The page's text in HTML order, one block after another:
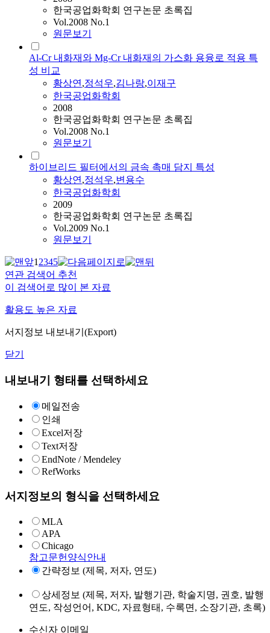
한국공업화학회 연구논문 초록집
Vol.2008 No.1
원문보기
Al-Cr 내화재와 Mg-Cr 내화재의 가스화 용융로 적용 특
성 비교
황상연,정석우,김나랑,이재구
한국공업화학회
2008
한국공업화학회 연구논문 초록집
Vol.2008 No.1
원문보기
하이브리드 필터에서의 금속 촉매 담지 특성
황상연,정석우,변용수
한국공업화학회
2009
한국공업화학회 연구논문 초록집
Vol.2009 No.1
원문보기
12345
연관 검색어 추천
이 검색어로 많이 본 자료
활용도 높은 자료
서지정보 내보내기(Export)
닫기
내보내기 형태를 선택하세요
메일전송
인쇄
Excel저장
Text저장
EndNote / Mendeley
RefWorks
서지정보의 형식을 선택하세요
MLA
APA
Chicago
참고문헌양식안내
간략정보 (제목, 저자, 연도)
상세정보 (제목, 저자, 발행기관, 학술지명, 권호, 발행
연도, 작성언어, KDC, 자료형태, 수록면, 소장기관, 초록)
수신자 이메일